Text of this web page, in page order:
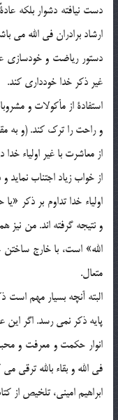
دست نيافته دشوار بلكه
ارشاد برادران في الله مي
دستور رياضت و خودسازي
غير ذكر خدا خودداري كند.
استفادة از مأكولات و
و راحت را ترك كند. (و به
از معاشرت با غير اولياء
از خواب زياد اجتناب نمايد
اولياء خدا تداوم بر ذكر
و نتيجه گرفته اند. من نيز
الله» است، با خارج
متعال.
البته آنچه بسيار مهم است
پايه ذكر نمي رسد. اگر اين
انوار حكمت و معرفت و
في الله و بقاء بالله ترقي مي كند.[1] [1] . روضة المتقين /
ابراهيم اميني، تلخيص از كتاب